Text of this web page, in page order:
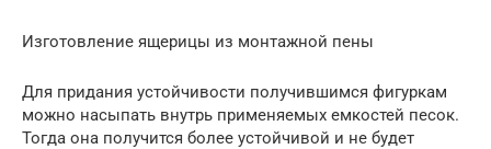
Изготовление ящерицы из монтажной пены
Для придания устойчивости получившимся фигуркам
можно насыпать внутрь применяемых емкостей песок.
Тогда она получится более устойчивой и не будет